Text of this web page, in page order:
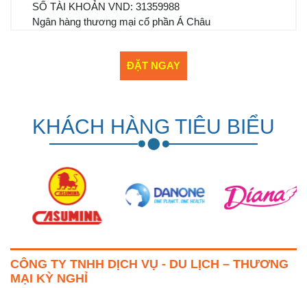
SỐ TÀI KHOẢN VND: 31359988
Ngân hàng thương mại cổ phần Á Châu
KHÁCH HÀNG TIÊU BIỂU
CÔNG TY TNHH DỊCH VỤ - DU LỊCH – THƯƠNG
MẠI KỲ NGHỈ